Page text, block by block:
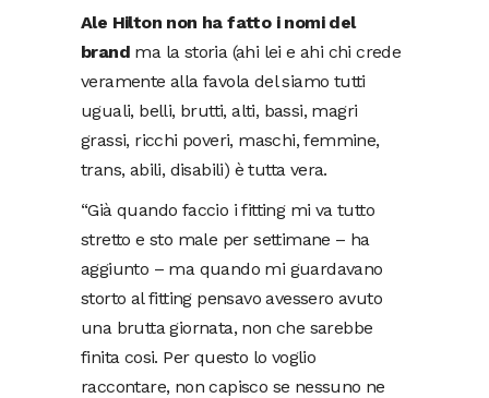
Ale Hilton non ha fatto i nomi del
brand ma la storia (ahi lei e ahi chi crede
veramente alla favola del siamo tutti
uguali, belli, brutti, alti, bassi, magri
grassi, ricchi poveri, maschi, femmine,
trans, abili, disabili) è tutta vera.
“Già quando faccio i fitting mi va tutto
stretto e sto male per settimane – ha
aggiunto – ma quando mi guardavano
storto al fitting pensavo avessero avuto
una brutta giornata, non che sarebbe
finita cosi. Per questo lo voglio
raccontare, non capisco se nessuno ne